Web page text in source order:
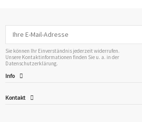
Sie können Ihr Einverständnis jederzeit widerrufen.
Unsere Kontaktinformationen finden Sie u. a. in der
Datenschutzerklärung.
Info
Kontakt